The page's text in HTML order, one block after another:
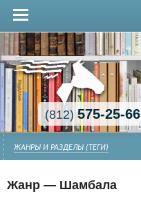
(812)575-25-66
ЖАНРЫ И РАЗДЕЛЫ (ТЕГИ)
Жанр — Шамбала